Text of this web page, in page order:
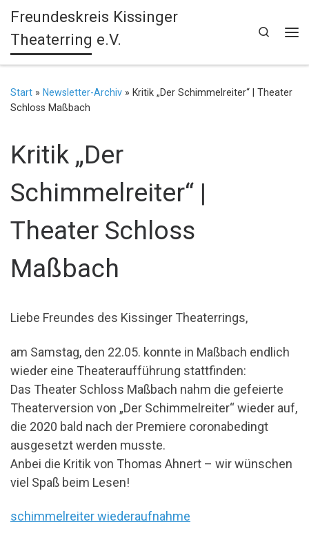
Zum Inhalt springen
Freundeskreis Kissinger
Theaterring e.V.
Search
Start » Newsletter-Archiv » Kritik „Der Schimmelreiter“ | Theater
Schloss Maßbach
Kritik „Der
Schimmelreiter“ |
Theater Schloss
Maßbach
Liebe Freundes des Kissinger Theaterrings,
am Samstag, den 22.05. konnte in Maßbach endlich
wieder eine Theateraufführung stattfinden:
Das Theater Schloss Maßbach nahm die gefeierte
Theaterversion von „Der Schimmelreiter“ wieder auf,
die 2020 bald nach der Premiere coronabedingt
ausgesetzt werden musste.
Anbei die Kritik von Thomas Ahnert – wir wünschen
viel Spaß beim Lesen!
schimmelreiter wiederaufnahme